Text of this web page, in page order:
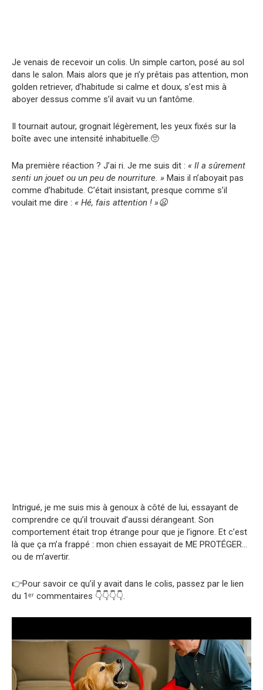
Je venais de recevoir un colis. Un simple carton, posé au sol
dans le salon. Mais alors que je n’y prêtais pas attention, mon
golden retriever, d’habitude si calme et doux, s’est mis à
aboyer dessus comme s’il avait vu un fantôme.
Il tournait autour, grognait légèrement, les yeux fixés sur la
boîte avec une intensité inhabituelle.🥺
Ma première réaction ? J’ai ri. Je me suis dit : « Il a sûrement
senti un jouet ou un peu de nourriture. » Mais il n’aboyait pas
comme d’habitude. C’était insistant, presque comme s’il
voulait me dire : « Hé, fais attention ! »😦
Intrigué, je me suis mis à genoux à côté de lui, essayant de
comprendre ce qu’il trouvait d’aussi dérangeant. Son
comportement était trop étrange pour que je l’ignore. Et c’est
là que ça m’a frappé : mon chien essayait de ME PROTÉGER…
ou de m’avertir.
👉Pour savoir ce qu’il y avait dans le colis, passez par le lien
du 1ᵉʳ commentaires 👇👇👇👇.